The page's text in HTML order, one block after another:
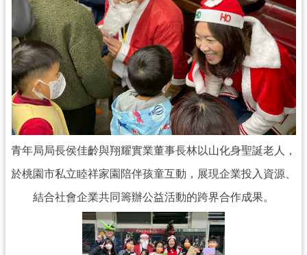
青年局局長侯佳齡與翔耀實業董事長林以山化身聖誕老人，
於桃園市私立睦祥家園陪伴孩童互動，展現企業投入資源、
結合社會企業共同籌辦公益活動的跨界合作成果。